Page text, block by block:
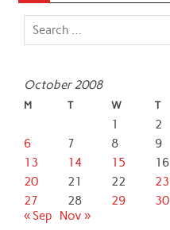
October 2008
M T W T
1 2
6
7 8 9
13
14 15 16
20
21 22 23
27
28 29 30
« Sep
Nov »